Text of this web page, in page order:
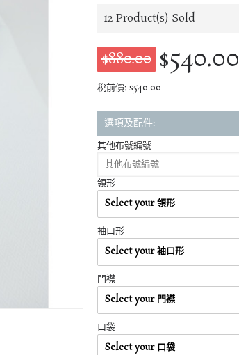
12 Product(s) Sold
$880.00 $540.00
稅前價: $540.00
選項及配件:
其他布號編號
領形
Select your 領形
袖口形
Select your 袖口形
門襟
Select your 門襟
口袋
Select your 口袋